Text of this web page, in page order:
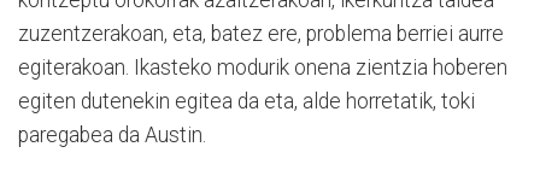
zuzentzerakoan, eta, batez ere, problema berriei aurre
egiterakoan. Ikasteko modurik onena zientzia hoberen
egiten dutenekin egitea da eta, alde horretatik, toki
paregabea da Austin.